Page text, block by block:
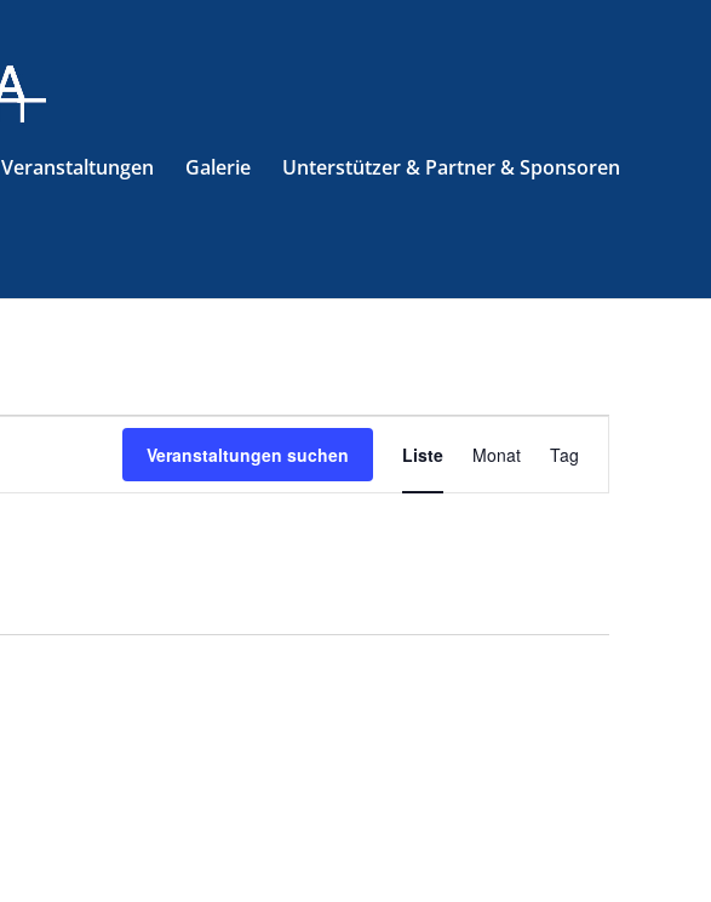
Veranstaltungen Galerie Unterstützer & Partner & Sponsoren
Veranstaltungen suchen
Veranstaltung
Ansichten-
Navigation
Liste Monat Tag